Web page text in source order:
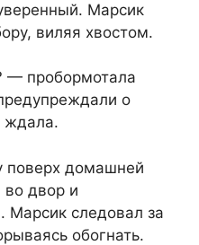
Марсик
виляя хвостом.
— пробормотала
о
ждала.
поверх домашней
двор и
Марсик следовал за
обогнать.